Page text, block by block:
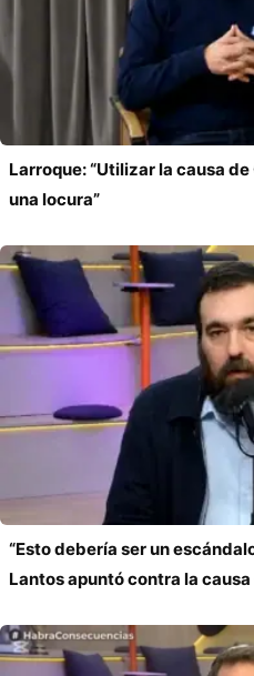
Larroque: “Utilizar la causa
una locura”
“Esto debería ser un
Lantos apuntó contra la